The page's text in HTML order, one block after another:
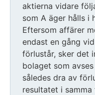
aktierna vidare
som A äger hålls i
Eftersom affärer
endast en gång
förlustår, sker det
bolaget som
således dra av
resultatet i